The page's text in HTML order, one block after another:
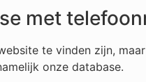
met
te vinden zijn,
onze database.